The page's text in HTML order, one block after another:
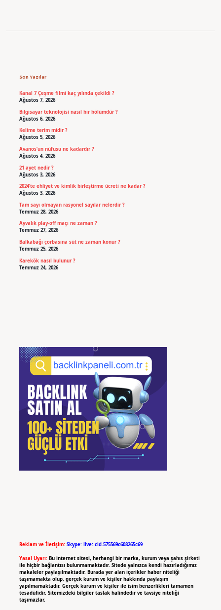
Son Yazılar
Kanal 7 Çeşme filmi kaç yılında çekildi ?
Ağustos 7, 2026
Bilgisayar teknolojisi nasıl bir bölümdür ?
Ağustos 6, 2026
Kelime terim midir ?
Ağustos 5, 2026
Avanos’un nüfusu ne kadardır ?
Ağustos 4, 2026
21 ayet nedir ?
Ağustos 3, 2026
2024’te ehliyet ve kimlik birleştirme ücreti ne kadar ?
Ağustos 3, 2026
Tam sayı olmayan rasyonel sayılar nelerdir ?
Temmuz 28, 2026
Ayvalık play-off maçı ne zaman ?
Temmuz 27, 2026
Balkabağı çorbasına süt ne zaman konur ?
Temmuz 25, 2026
Karekök nasıl bulunur ?
Temmuz 24, 2026
Reklam ve İletişim: Skype: live:.cid.575569c608265c69
Yasal Uyarı: Bu internet sitesi, herhangi bir marka, kurum veya şahıs şirketi
ile hiçbir bağlantısı bulunmamaktadır. Sitede yalnızca kendi hazırladığımız
makaleler paylaşılmaktadır. Burada yer alan içerikler haber niteliği
taşımamakta olup, gerçek kurum ve kişiler hakkında paylaşım
yapılmamaktadır. Gerçek kurum ve kişiler ile isim benzerlikleri tamamen
tesadüfidir. Sitemizdeki bilgiler taslak halindedir ve tavsiye niteliği
taşımazlar.